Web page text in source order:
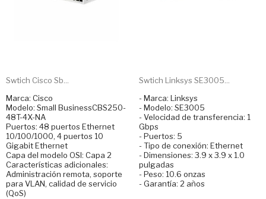
Swtich Cisco Sb...
Marca: Cisco
Modelo: Small BusinessCBS250-
48T-4X-NA
Puertos: 48 puertos Ethernet
10/100/1000, 4 puertos 10
Gigabit Ethernet
Capa del modelo OSI: Capa 2
Características adicionales:
Administración remota, soporte
para VLAN, calidad de servicio
(QoS)
Swtich Linksys SE3005...
- Marca: Linksys
- Modelo: SE3005
- Velocidad de transferencia: 1
Gbps
- Puertos: 5
- Tipo de conexión: Ethernet
- Dimensiones: 3.9 x 3.9 x 1.0
pulgadas
- Peso: 10.6 onzas
- Garantía: 2 años